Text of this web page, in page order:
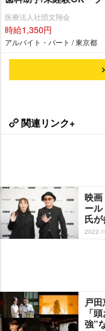
医療法人社団文翔会
時給1,350円
アルバイト・パート / 東京都
関連リンク+
映
ー
氏
2022-
戸
「
強”